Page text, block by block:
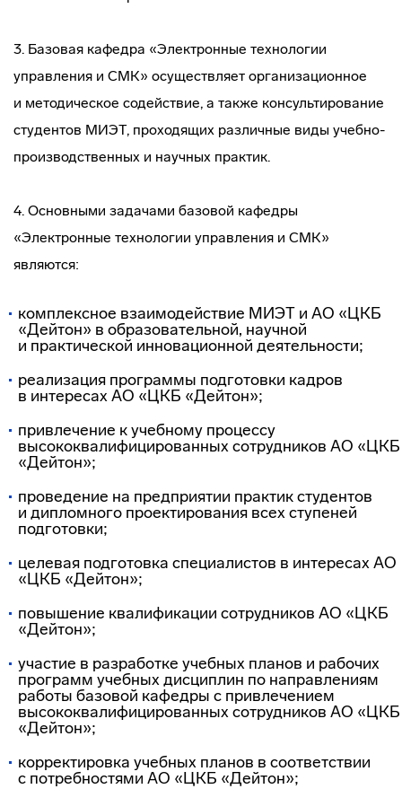
3. Базовая кафедра «Электронные технологии
управления и СМК» осуществляет организационное
и методическое содействие, а также консультирование
студентов МИЭТ, проходящих различные виды учебно-
производственных и научных практик.
4. Основными задачами базовой кафедры
«Электронные технологии управления и СМК»
являются:
комплексное взаимодействие МИЭТ и АО «ЦКБ
«Дейтон» в образовательной, научной
и практической инновационной деятельности;
реализация программы подготовки кадров
в интересах АО «ЦКБ «Дейтон»;
привлечение к учебному процессу
высококвалифицированных сотрудников АО «ЦКБ
«Дейтон»;
проведение на предприятии практик студентов
и дипломного проектирования всех ступеней
подготовки;
целевая подготовка специалистов в интересах АО
«ЦКБ «Дейтон»;
повышение квалификации сотрудников АО «ЦКБ
«Дейтон»;
участие в разработке учебных планов и рабочих
программ учебных дисциплин по направлениям
работы базовой кафедры с привлечением
высококвалифицированных сотрудников АО «ЦКБ
«Дейтон»;
корректировка учебных планов в соответствии
с потребностями АО «ЦКБ «Дейтон»;